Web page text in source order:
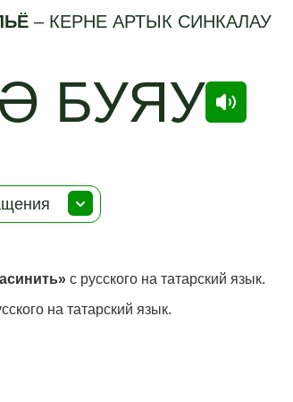
– КЕРНЕ АРТЫК СИНКАЛАУ
БУЯУ
с русского на татарский язык.
на татарский язык.